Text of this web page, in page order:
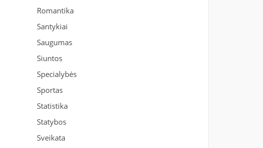
Romantika
Santykiai
Saugumas
Siuntos
Specialybės
Sportas
Statistika
Statybos
Sveikata